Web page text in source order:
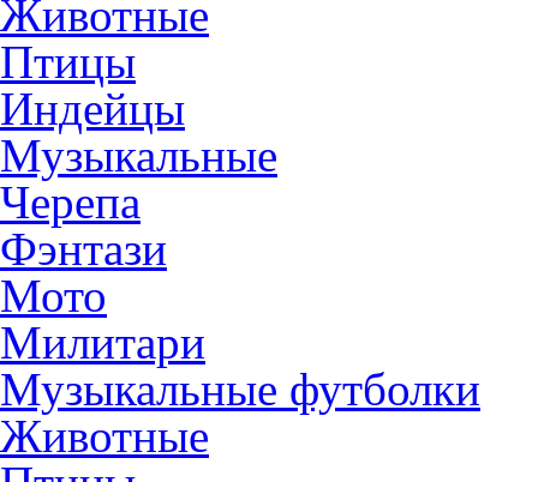
Животные
Птицы
Индейцы
Музыкальные
Черепа
Фэнтази
Мото
Милитари
Музыкальные футболки
Животные